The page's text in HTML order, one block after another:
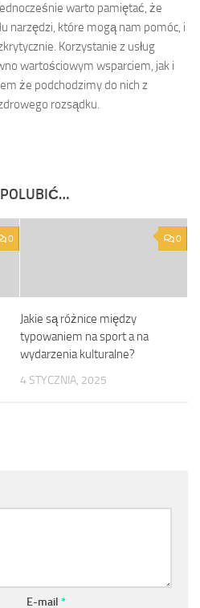
warto pamiętać, że
narzędzi, które mogą nam pomóc, i
Korzystanie z usług
wartościowym wsparciem, jak i
że podchodzimy do nich z
rozsądku.
0 0
Jakie są różnice między
typowaniem na sport a na
wydarzenia kulturalne?
4 STYCZNIA, 2025
E-mail *